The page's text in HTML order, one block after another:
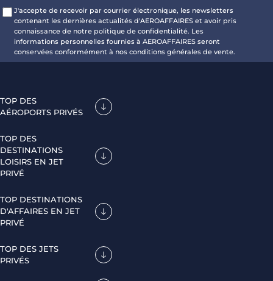
J'accepte de recevoir par courrier électronique, les newsletters
contenant les dernières actualités d'AEROAFFAIRES et avoir pris
connaissance de notre politique de confidentialité. Les
informations personnelles fournies à AEROAFFAIRES seront
conservées conformément à nos conditions générales de vente.
TOP DES
AÉROPORTS PRIVÉS
TOP DES
DESTINATIONS
LOISIRS EN JET
PRIVÉ
TOP DESTINATIONS
D'AFFAIRES EN JET
PRIVÉ
TOP DES JETS
PRIVÉS